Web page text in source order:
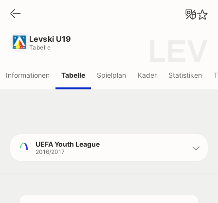
Levski U19
Tabelle
Informationen Tabelle Spielplan Kader Statistiken
UEFA Youth League
2016/2017